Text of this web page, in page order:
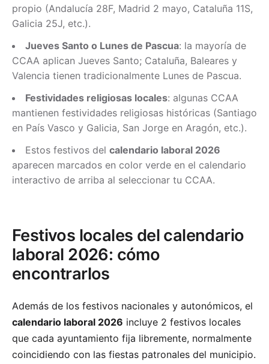
propio (Andalucía 28F, Madrid 2 mayo, Cataluña 11S,
Galicia 25J, etc.).
Jueves Santo o Lunes de Pascua: la mayoría de
CCAA aplican Jueves Santo; Cataluña, Baleares y
Valencia tienen tradicionalmente Lunes de Pascua.
Festividades religiosas locales: algunas CCAA
mantienen festividades religiosas históricas (Santiago
en País Vasco y Galicia, San Jorge en Aragón, etc.).
Estos festivos del calendario laboral 2026
aparecen marcados en color verde en el calendario
interactivo de arriba al seleccionar tu CCAA.
Festivos locales del calendario
laboral 2026: cómo
encontrarlos
Además de los festivos nacionales y autonómicos, el
calendario laboral 2026 incluye 2 festivos locales
que cada ayuntamiento fija libremente, normalmente
coincidiendo con las fiestas patronales del municipio.